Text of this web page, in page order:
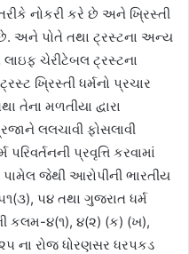
નોકરી કરે છે અને ખ્રિસ્તી
છે. અને પોતે તથા ટ્રસ્ટના અન્ય
લાઇફ ચેરીટેબલ ટ્રસ્ટના
ખ્રિસ્તી ધર્મનો પ્રચાર
તેના મળતીયા દ્વારા
લલચાવી ફોસલાવી
પ્રવૃત્તિ કરવામાં
જેથી આરોપીની ભારતીય
૫૪ તથા ગુજરાત ધર્મ
કલમ-૪(૧), ૪(૨) (ક) (ખ),
ના રોજ ધોરણસર ધરપકડ